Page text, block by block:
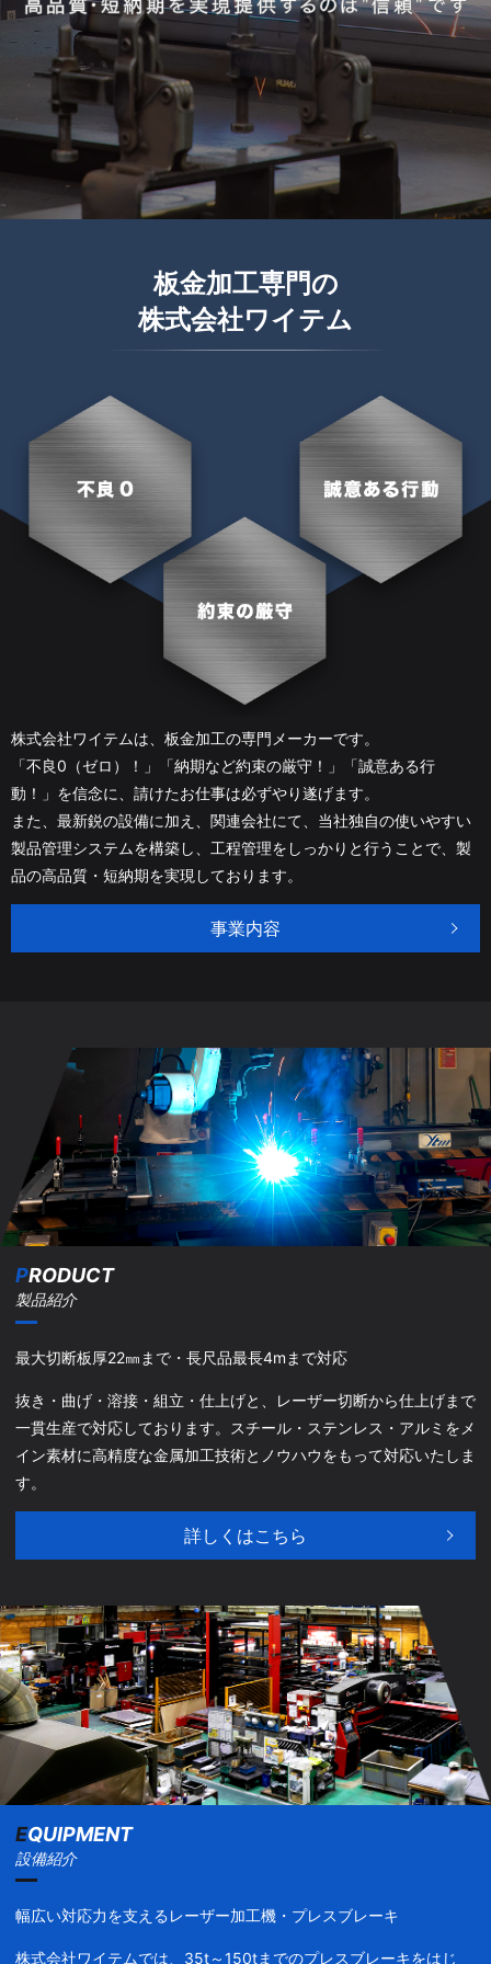
板金加工専門の
株式会社ワイテム
株式会社ワイテムは、板金加工の専門メーカーです。
「不良0（ゼロ）！」「納期など約束の厳守！」「誠意ある行
動！」を信念に、請けたお仕事は必ずやり遂げます。
また、最新鋭の設備に加え、関連会社にて、当社独自の使いやすい
製品管理システムを構築し、 工程管理をしっかりと行うことで、製
品の高品質・短納期を実現しております。
事業内容
PRODUCT
製品紹介
最大切断板厚22㎜まで・長尺品最長4mまで対応
抜き・曲げ・溶接・組立・仕上げと、レーザー切断から仕上げまで
一貫生産で対応しております。スチール・ステンレス・アルミをメ
イン素材に高精度な金属加工技術とノウハウをもって対応いたしま
す。
詳しくはこちら
EQUIPMENT
設備紹介
幅広い対応力を支えるレーザー加工機・プレスブレーキ
株式会社ワイテムでは、35t～150tまでのプレスブレーキをはじ